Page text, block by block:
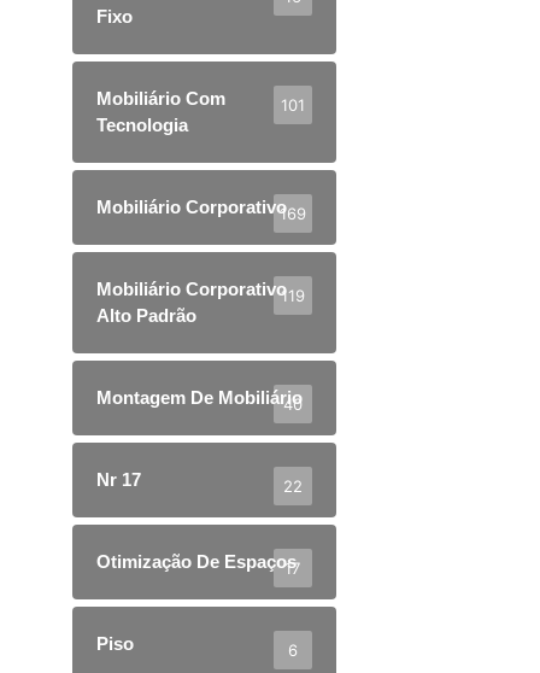
Fixo
Mobiliário Com
Tecnologia
101
Mobiliário Corporativo169
Mobiliário Corporativo
Alto Padrão
119
Montagem De Mobiliário
40
Nr 17 22
Otimização De Espaços
17
Piso 6